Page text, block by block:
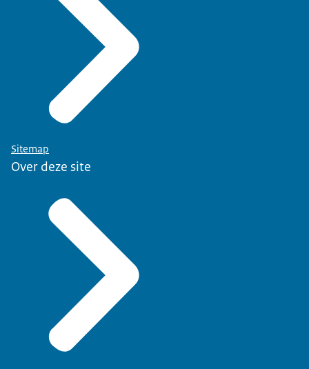
Doe er je voordeel mee. -Goed om te horen,
Annemarie. En waar kunnen de kijkers die aan de
slag willen, net als jullie... de handreikingen, de
Baseline en meer informatie over jullie programma
vinden?
Wij hebben ook een website:
voorbereidopagressieengeweld.nl. Daar komen
ook onze producten te staan. Daar is ook een link
naar al onze contactgegevens. Dus, de uitnodiging
Annemarie, voor deze heldere toelichting. En voor
de kijker thuis: agressie hoort nooit bij het werk.
Dus ga aan de slag met alle informatie die je
vandaag van ons hebt gekregen... want alleen
samen werken we aan een veilige publieke
dienstverlening.
Sitemap
Over deze site